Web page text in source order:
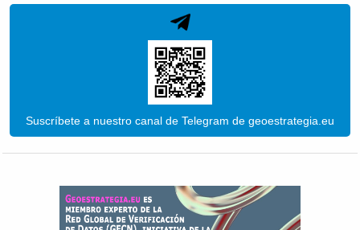
Suscríbete a nuestro canal de Telegram de geoestrategia.eu